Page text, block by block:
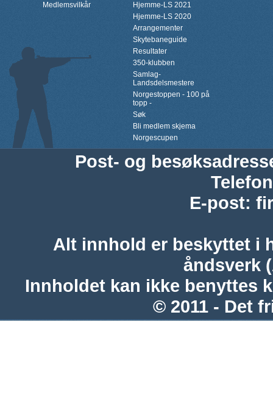
Medlemsvilkår
Hjemme-LS 2021
Hjemme-LS 2020
Arrangementer
Skytebaneguide
Resultater
350-klubben
Samlag-
Landsdelsmestere
Norgestoppen - 100 på
topp -
Søk
Bli medlem skjema
Norgescupen
Post- og
Telefon
E-post:
Alt innhold er beskyttet i
åndsverk
Innholdet kan ikke benyttes
© 2011 - Det